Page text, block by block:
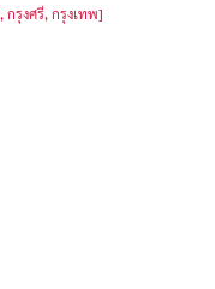
รุงศรี, กรุงเทพ]